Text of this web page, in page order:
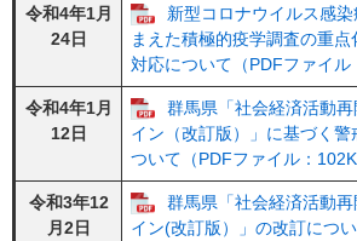
令和4年1月
24日
新型コロナウイルス感
まえた積極的疫学調査の重
対応について（PDFファイル
令和4年1月
12日
群馬県「社会経済活動
イン（改訂版）」に基づく
ついて（PDFファイル：
令和3年12
月2日
群馬県「社会経済活動
イン(改訂版）」の改訂につ